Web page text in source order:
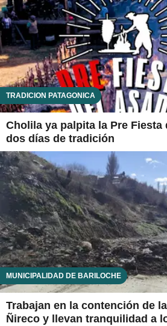
TRADICIÓN PATAGÓNICA
Cholila ya palpita la Pre Fiesta
dos días de tradición
MUNICIPALIDAD DE BARILOCHE
Trabajan en la contención de
Ñireco y llevan tranquilidad a